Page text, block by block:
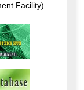
Facility)